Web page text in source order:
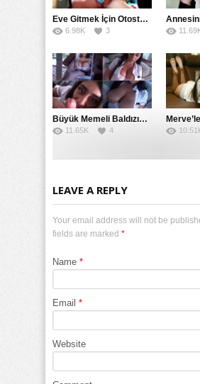
Eve Gitmek İçin Otostop Çeken Üniversiteli Bedelini Ödedi
6.98K 3
Büyük Memeli Baldızının Takipçilerinin Çoğalması İçin Yardım Etti
11.65K 4
LEAVE A REPLY
Your email address will not be
fields are marked *
Name *
Email *
Website